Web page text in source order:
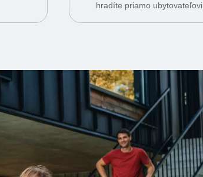
hradíte priamo ubytovateľovi.